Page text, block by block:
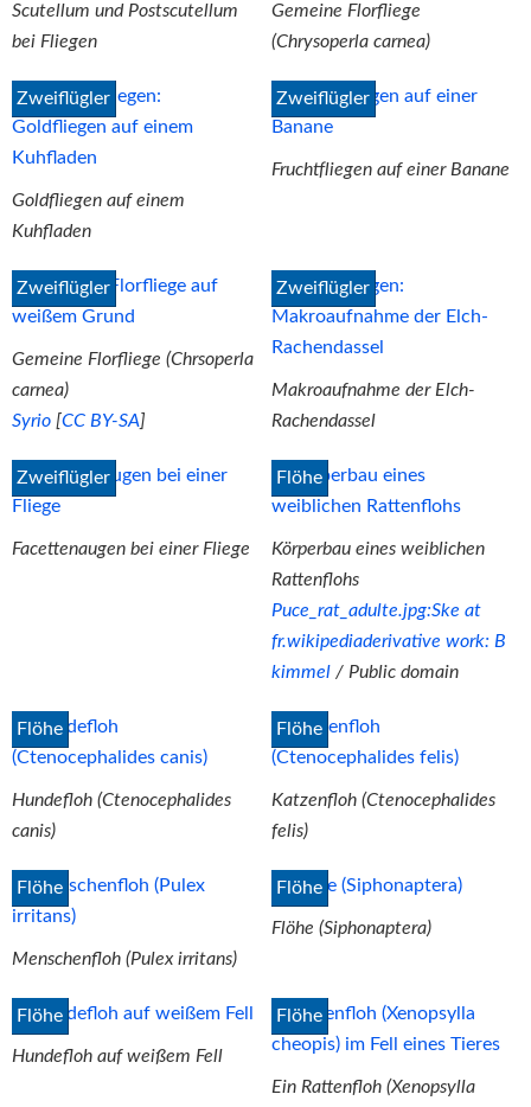
Scutellum und Postscutellum
bei Fliegen
Gemeine Florfliege
(Chrysoperla carnea)
Zweiflügler
Goldfliegen auf einem
Kuhfladen
Zweiflügler
Fruchtfliegen auf einer Banane
Zweiflügler
Gemeine Florfliege (Chrsoperla
carnea)
Syrio [CC BY-SA]
Zweiflügler
Makroaufnahme der Elch-
Rachendassel
Zweiflügler
Facettenaugen bei einer Fliege
Flöhe
Körperbau eines weiblichen
Rattenflohs
Puce_rat_adulte.jpg:Ske at
fr.wikipediaderivative work: B
kimmel / Public domain
Flöhe
Hundefloh (Ctenocephalides
canis)
Flöhe
Katzenfloh (Ctenocephalides
felis)
Flöhe
Menschenfloh (Pulex irritans)
Flöhe
Flöhe (Siphonaptera)
Flöhe
Hundefloh auf weißem Fell
Flöhe
Ein Rattenfloh (Xenopsylla